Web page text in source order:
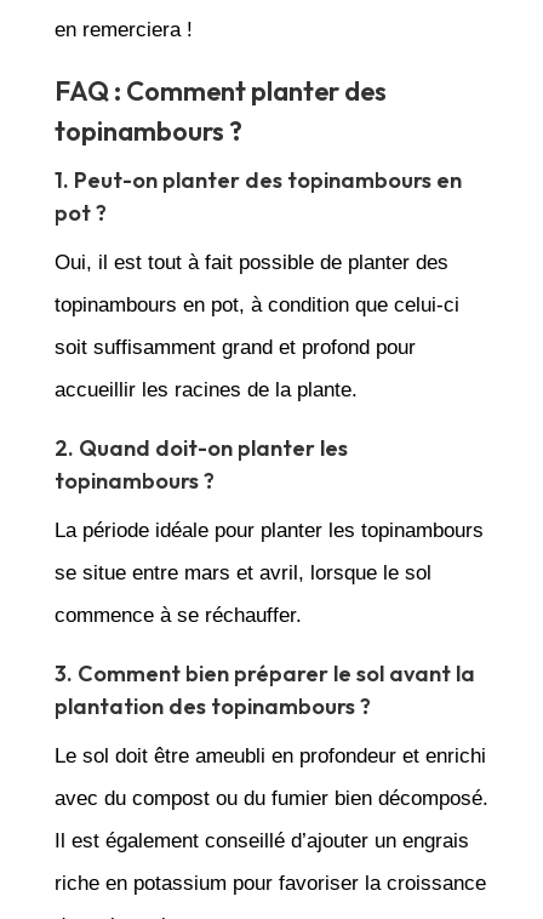
en remerciera !
FAQ : Comment planter des
topinambours ?
1. Peut-on planter des topinambours en
pot ?
Oui, il est tout à fait possible de planter des
topinambours en pot, à condition que celui-ci
soit suffisamment grand et profond pour
accueillir les racines de la plante.
2. Quand doit-on planter les
topinambours ?
La période idéale pour planter les topinambours
se situe entre mars et avril, lorsque le sol
commence à se réchauffer.
3. Comment bien préparer le sol avant la
plantation des topinambours ?
Le sol doit être ameubli en profondeur et enrichi
avec du compost ou du fumier bien décomposé.
Il est également conseillé d’ajouter un engrais
riche en potassium pour favoriser la croissance